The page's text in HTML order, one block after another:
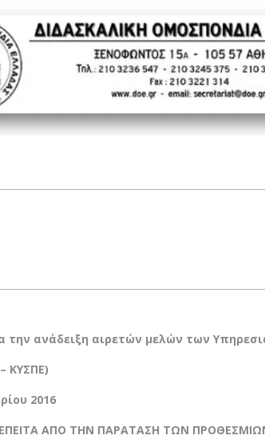
την ανάδειξη αιρετών μελών των
ΚΥΣΠΕ)
2016
ΑΠΟ ΤΗΝ ΠΑΡΑΤΑΣΗ ΤΩΝ